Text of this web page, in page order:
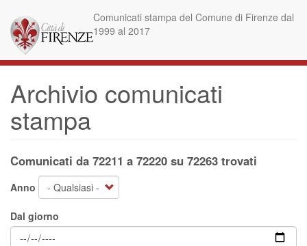
contenuto
principale
Comunicati stampa del Comune di Firenze dal
1999 al 2017
Archivio comunicati
stampa
Comunicati da 72211 a 72220 su 72263 trovati
Anno
Dal giorno